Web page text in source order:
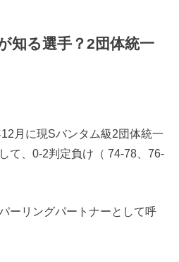
知る選手？2団体統一
月に現Sバンタム級2団体統一
て、0-2判定負け（ 74-78、76-
ーリングパートナーとして呼